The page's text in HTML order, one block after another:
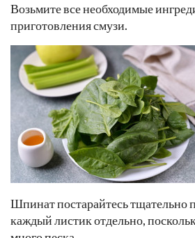
Возьмите все необходимые
приготовления смузи.
Шпинат постарайтесь тщательно
каждый листик отдельно,